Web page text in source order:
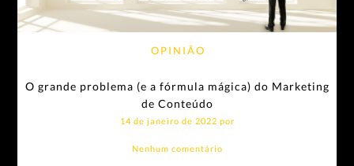
OPINIÃO
O grande problema (e a fórmula mágica) do Marketing
de Conteúdo
14 de janeiro de 2022 por
Nenhum comentário